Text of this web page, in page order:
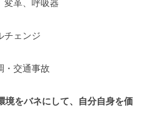
変革、呼吸器
チェンジ
・交通事故
境をバネにして、自分自身を価